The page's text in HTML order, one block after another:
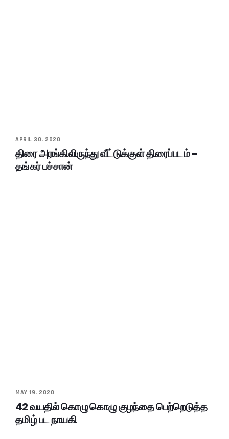
APRIL 30, 2020
திரை அரங்கிலிருந்து வீட்டுக்குள் திரைப்படம் –
தங்கர் பச்சான்
MAY 19, 2020
42 வயதில் கொழு கொழு குழந்தை பெற்றெடுத்த
தமிழ் பட நாயகி